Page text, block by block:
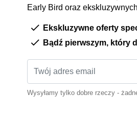
Early Bird oraz
Ekskluzywne oferty
Bądź pierwszym, który
Wysyłamy tylko dobre rzeczy -